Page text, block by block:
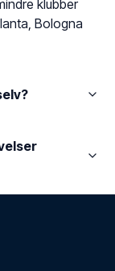
klubber
Bologna